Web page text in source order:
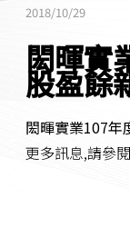
2018/10/29
閎暉實
股盈餘
閎暉實業107年
更多訊息,請參